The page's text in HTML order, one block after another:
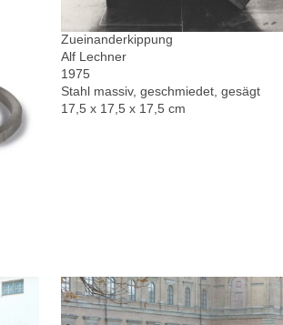
Zueinanderkippung
Alf Lechner
1975
Stahl massiv, geschmiedet, gesägt
17,5 x 17,5 x 17,5 cm